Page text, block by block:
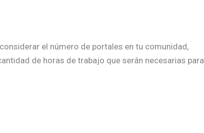
el número de portales en tu comunidad,
de horas de trabajo que serán necesarias para